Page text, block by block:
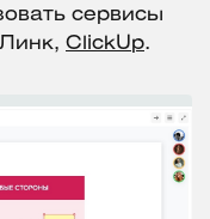
сервисы
ClickUp.